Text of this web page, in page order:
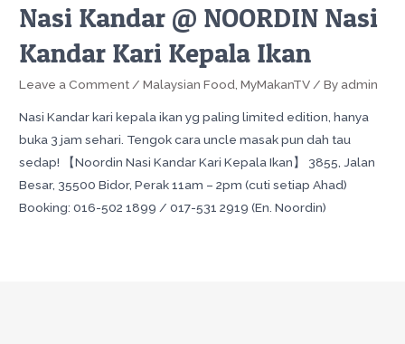
Nasi Kandar @ NOORDIN Nasi
Kandar Kari Kepala Ikan
Leave a Comment/Malaysian Food,MyMakanTV/ By admin
Nasi Kandar kari kepala ikan yg paling limited edition, hanya
buka 3 jam sehari. Tengok cara uncle masak pun dah tau
sedap! 【Noordin Nasi Kandar Kari Kepala Ikan】 3855, Jalan
Besar, 35500 Bidor, Perak 11am – 2pm (cuti setiap Ahad)
Booking: 016-502 1899 / 017-531 2919 (En. Noordin)